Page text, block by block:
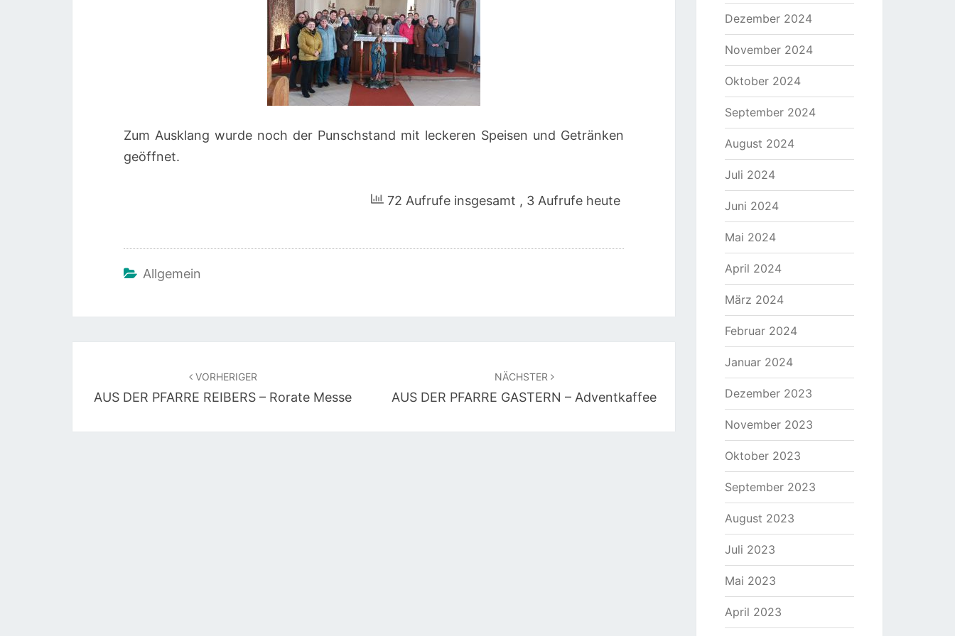
Zum Ausklang wurde noch der Punschstand mit leckeren Speisen und Getränken
geöffnet.
72 Aufrufe insgesamt , 3 Aufrufe heute
Allgemein
VORHERIGER
AUS DER PFARRE REIBERS – Rorate Messe
NÄCHSTER
AUS DER PFARRE GASTERN – Adventkaffee
Dezember 2024
November 2024
Oktober 2024
September 2024
August 2024
Juli 2024
Juni 2024
Mai 2024
April 2024
März 2024
Februar 2024
Januar 2024
Dezember 2023
November 2023
Oktober 2023
September 2023
August 2023
Juli 2023
Mai 2023
April 2023